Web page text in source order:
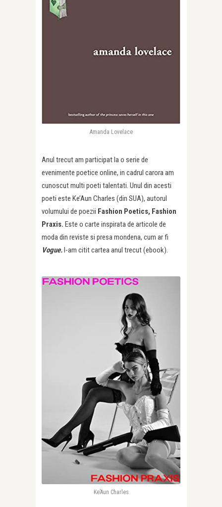
Amanda Lovelace
Anul trecut am participat la o serie de
evenimente poetice online, in cadrul carora am
cunoscut multi poeti talentati. Unul din acesti
poeti este Ke’Aun Charles (din SUA), autorul
volumului de poezii Fashion Poetics, Fashion
Praxis. Este o carte inspirata de articole de
moda din reviste si presa mondena, cum ar fi
Vogue.I-am citit cartea anul trecut (ebook).
Ke’Aun Charles